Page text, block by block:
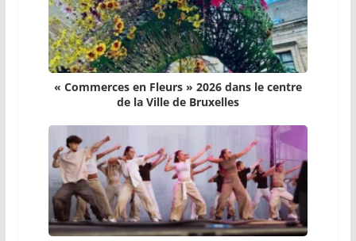
« Commerces en Fleurs » 2026 dans le centre
de la Ville de Bruxelles